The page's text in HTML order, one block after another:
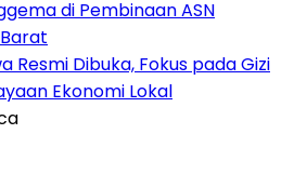
di Pembinaan ASN
Resmi Dibuka, Fokus pada Gizi
Ekonomi Lokal